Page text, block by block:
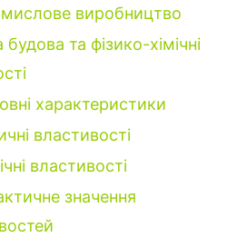
виробництво
будова та фізико-хімічні
характеристики
властивості
властивості
значення